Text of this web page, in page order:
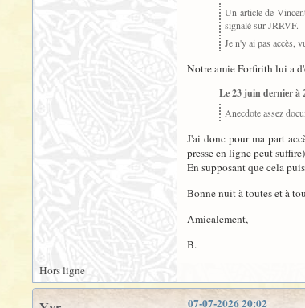
Un article de
signalé sur JRRVF.
Je n'y ai pas accès,
Notre amie Forfirith lui a
Le 23 juin dernier à
Anecdote assez
J'ai donc pour ma part
presse en ligne peut
En supposant que cela
Bonne nuit à toutes et à
Amicalement,
B.
Hors ligne
07-07-2026 20:02